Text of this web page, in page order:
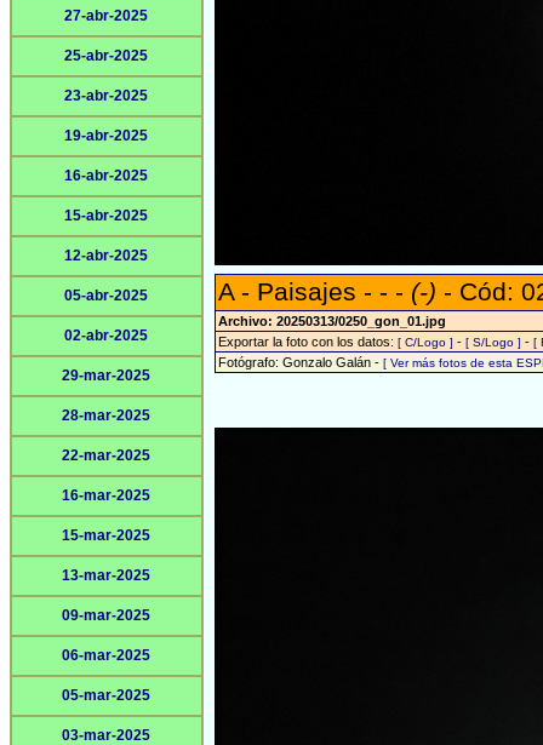
27-abr-2025
25-abr-2025
23-abr-2025
19-abr-2025
16-abr-2025
15-abr-2025
12-abr-2025
05-abr-2025
02-abr-2025
29-mar-2025
28-mar-2025
22-mar-2025
16-mar-2025
15-mar-2025
13-mar-2025
09-mar-2025
06-mar-2025
05-mar-2025
03-mar-2025
A - Paisajes - - - (-) - Cód:
Archivo: 20250313/0250_gon_01.jpg
Exportar la foto con los datos: [ C/Logo ] - [ S/Logo ] - [
Fotógrafo: Gonzalo Galán - [ Ver más fotos de esta